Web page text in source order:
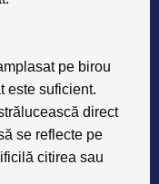
pe birou
este suficient.
direct
se reflecte pe
citirea sau